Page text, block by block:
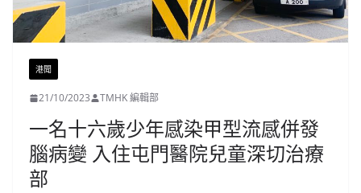
港聞
21/10/2023 TMHK 編輯部
一名十六歲少年感染甲型流感併發
腦病變 入住屯門醫院兒童深切治療
部